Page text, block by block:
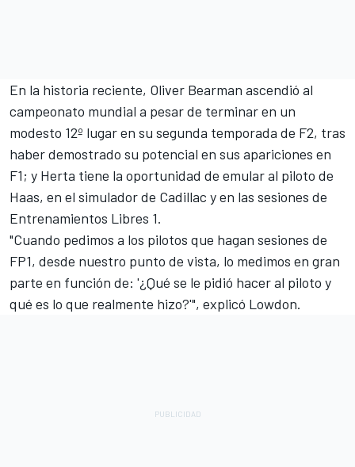
En la historia reciente, Oliver Bearman ascendió al
campeonato mundial a pesar de terminar en un
modesto 12º lugar en su segunda temporada de F2, tras
haber demostrado su potencial en sus apariciones en
F1; y Herta tiene la oportunidad de emular al piloto de
Haas, en el simulador de Cadillac y en las sesiones de
Entrenamientos Libres 1.
"Cuando pedimos a los pilotos que hagan sesiones de
FP1, desde nuestro punto de vista, lo medimos en gran
parte en función de: '¿Qué se le pidió hacer al piloto y
qué es lo que realmente hizo?'", explicó Lowdon.